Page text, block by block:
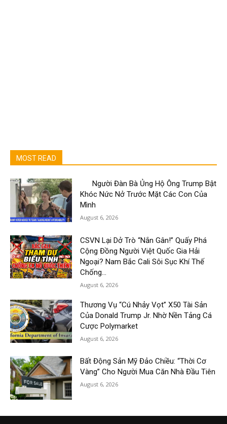
MOST READ
Người Đàn Bà Ủng Hộ Ông Trump Bật
Khóc Nức Nở Trước Mặt Các Con Của
Mình
August 6, 2026
CSVN Lại Dở Trò “Nắn Gân!” Quấy Phá
Cộng Đồng Người Việt Quốc Gia Hải
Ngoại? Nam Bắc Cali Sôi Sục Khí Thế
Chống...
August 6, 2026
Thương Vụ “Cú Nhảy Vọt” X50 Tài Sản
Của Donald Trump Jr. Nhờ Nền Tảng Cá
Cược Polymarket
August 6, 2026
Bất Động Sản Mỹ Đảo Chiều: “Thời Cơ
Vàng” Cho Người Mua Căn Nhà Đầu Tiên
August 6, 2026